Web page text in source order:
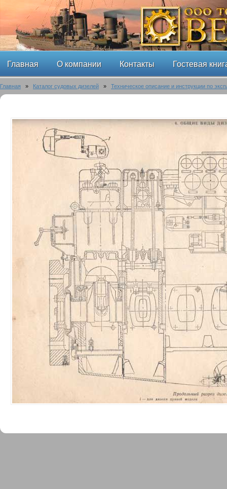
Главная О компании Контакты Гостевая
Главная » Каталог судовых дизелей » Техническое описание и инструкции по